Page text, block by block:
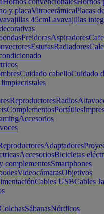
Hornos convencionalesHornos
y placaVitrocerámicaPlacas
45cmLavavajillas
FreidorasAspiradores
EstufasRadiadores
Cuidado cabelloCuidado
ReproductoresRadios
ComplementosPortátiles
Accesorios
Adaptadores
AccesoriosBicicletas
complementosSmartphones
VideocámarasObjetivos
Cables USBCables
ColchasSábanasNórdicos